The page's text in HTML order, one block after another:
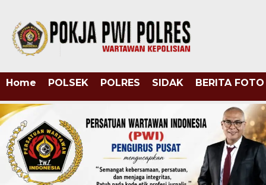
Home POLSEK POLRES SIDAK BERITA FOTO